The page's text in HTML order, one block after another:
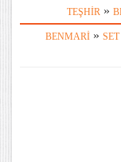
TEŞHIR »
BENMARI»